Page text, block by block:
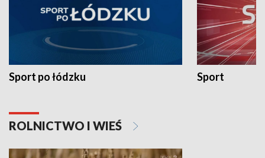
Sport po łódzku Sport
ROLNICTWO I WIEŚ